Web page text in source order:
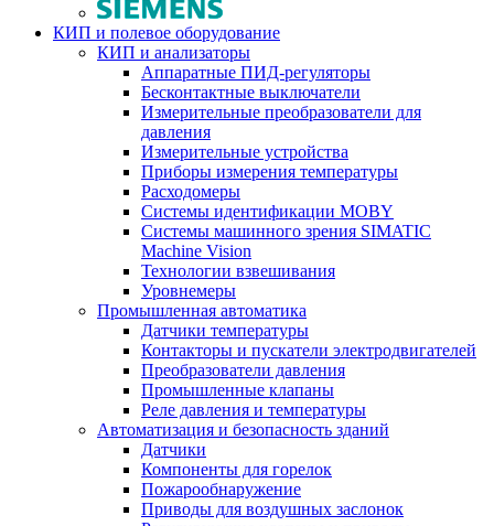
КИП и полевое оборудование
КИП и анализаторы
Аппаратные ПИД-регуляторы
Бесконтактные выключатели
Измерительные преобразователи для
давления
Измерительные устройства
Приборы измерения температуры
Расходомеры
Системы идентификации MOBY
Системы машинного зрения SIMATIC
Machine Vision
Технологии взвешивания
Уровнемеры
Промышленная автоматика
Датчики температуры
Контакторы и пускатели электродвигателей
Преобразователи давления
Промышленные клапаны
Реле давления и температуры
Автоматизация и безопасность зданий
Датчики
Компоненты для горелок
Пожарообнаружение
Приводы для воздушных заслонок